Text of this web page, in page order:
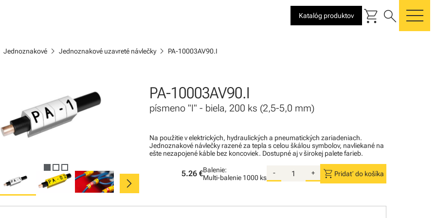
Katalóg produktov shopping_cart search
Jednoznakové chevron_right Jednoznakové uzavreté návlečkychevron_right PA-10003AV90.I
chevron_right
PA-10003AV90.I
písmeno "I" - biela, 200 ks (2,5-5,0 mm)
Na použitie v elektrických, hydraulických a pneumatických zariadeniach.
Jednoznakové návlečky razené za tepla s celou škálou symbolov, navliekané na
ešte nezapojené káble bez koncoviek. Dostupné aj v širokej palete farieb.
5.26 €Balenie:
Multi-balenie 1000 ks
- + shopping_cart Pridať do košíka